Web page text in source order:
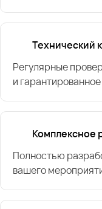
Технический
Регулярные
и
Комплексное
Полностью
вашего